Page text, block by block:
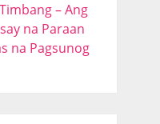
– Ang
na Paraan
na Pagsunog